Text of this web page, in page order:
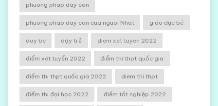
phuong phap day con
phuong phap day con cua nguoi Nhat giáo dục bé
day be dạy trẻ diem xet tuyen 2022
điểm xét tuyển 2022 điểm thi thpt quốc gia
điểm thi thpt quốc gia 2022 diem thi thpt
điểm thi đại học 2022 điểm tốt nghiệp 2022